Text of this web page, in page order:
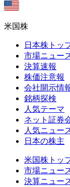
米国株
日本株トッ
市場ニュー
決算速報
株価注意報
会社開示情
銘柄探検
人気テーマ
ネット証券
人気ニュー
日本の株主
米国株トッ
市場ニュー
決算ニュー